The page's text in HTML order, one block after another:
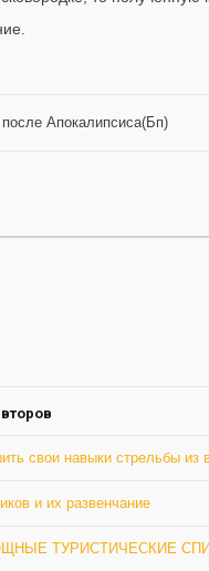
Апокалипсиса(Бп)
свои навыки стрельбы из
и их развенчание
ТУРИСТИЧЕСКИЕ